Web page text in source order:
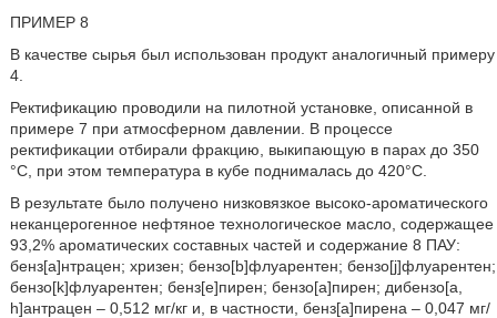
ПРИМЕР 8
В качестве сырья был использован продукт аналогичный примеру
4.
Ректификацию проводили на пилотной установке, описанной в
примере 7 при атмосферном давлении. В процессе
ректификации отбирали фракцию, выкипающую в парах до 350
°С, при этом температура в кубе поднималась до 420°С.
В результате было получено низковязкое высоко-ароматического
неканцерогенное нефтяное технологическое масло, содержащее
93,2% ароматических составных частей и содержание 8 ПАУ:
бенз[а]нтрацен; хризен; бензо[b]флуарентен; бензо[j]флуарентен;
бензо[k]флуарентен; бенз[е]пирен; бензо[а]пирен; дибензо[a,
h]антрацен – 0,512 мг/кг и, в частности, бенз[а]пирена – 0,047 мг/